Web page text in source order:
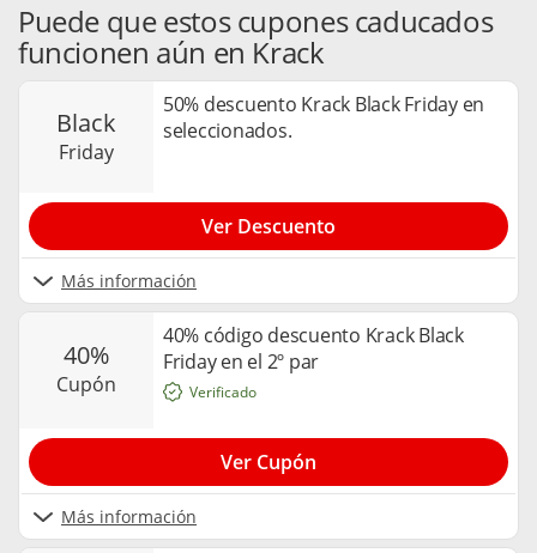
Puede que estos cupones caducados
funcionen aún en Krack
black
friday
50% descuento Krack Black Friday en
seleccionados.
Más información
Ver Descuento
40%
cupón
40% código descuento Krack Black
Friday en el 2º par
Más información
Verificado
Ver Cupón